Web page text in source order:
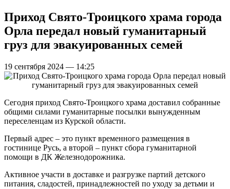
Приход Свято-Троицкого храма города
Орла передал новый гуманитарный
груз для эвакуированных семей
19 сентября 2024 — 14:25
Сегодня приход Свято-Троицкого храма доставил собранные
общими силами гуманитарные посылки вынужденным
переселенцам из Курской области.
Первый адрес – это пункт временного размещения в
гостинице Русь, а второй – пункт сбора гуманитарной
помощи в ДК Железнодорожника.
Активное участи в доставке и разгрузке партий детского
питания, сладостей, принадлежностей по уходу за детьми и